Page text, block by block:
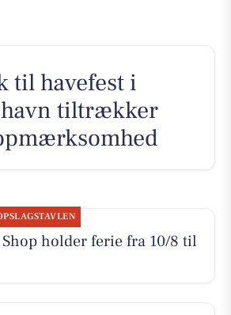
til havefest i
tiltrækker
holder ferie fra 10/8 til